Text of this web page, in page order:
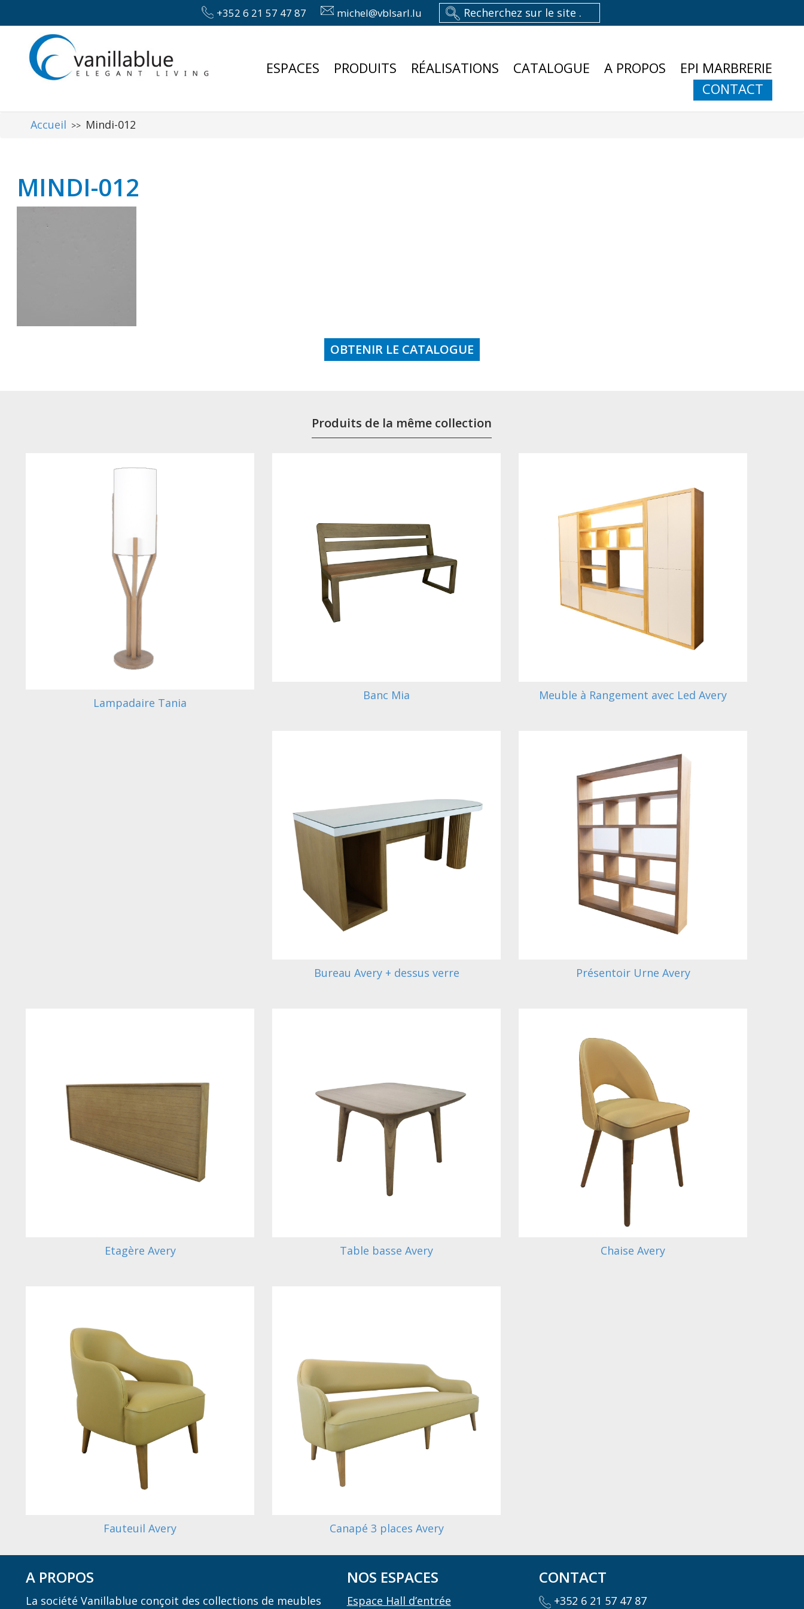
+352 6 21 57 47 87 michel@vblsarl.lu
ESPACES PRODUITS RÉALISATIONS CATALOGUE A PROPOS
EPI MARBRERIE
CONTACT
Accueil >> Mindi-012
MINDI-012
OBTENIR LE CATALOGUE
Produits de la même collection
Lampadaire Tania
Banc Mia Meuble à Rangement avec Led Avery
Bureau Avery + dessus verre Présentoir Urne Avery
Etagère Avery Table basse Avery Chaise Avery
Fauteuil Avery Canapé 3 places Avery
A PROPOS
La société Vanillablue conçoit des collections de meubles
NOS ESPACES
Espace Hall d’entrée
CONTACT
+352 6 21 57 47 87